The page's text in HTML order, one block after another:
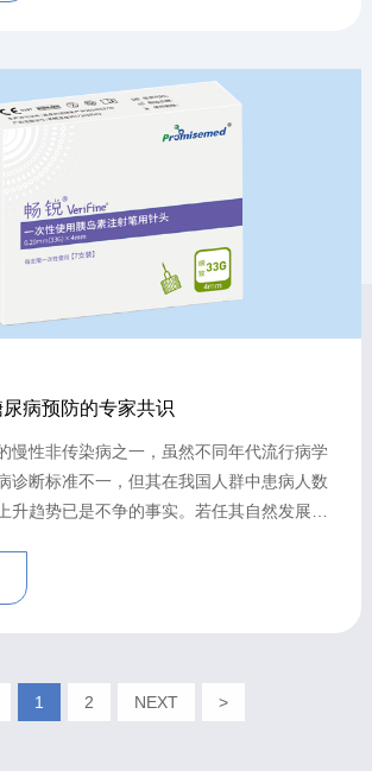
病预防的专家共识
慢性非传染病之一，虽然不同年代流行病学
诊断标准不一，但其在我国人群中患病人数
升趋势已是不争的事实。若任其自然发展，
，有效预防糖尿病的发生(即糖尿病的一级
意义重大之事。
1 2 NEXT >